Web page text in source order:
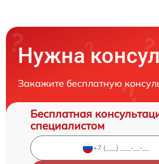
Нужна
Закажите бесплатную
Бесплатная
специалистом